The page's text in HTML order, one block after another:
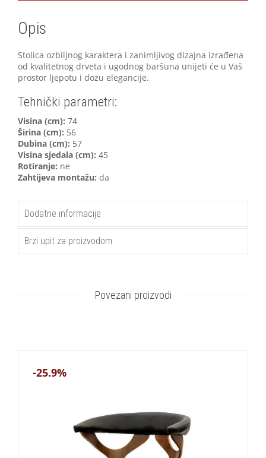
Opis
Stolica ozbiljnog karaktera i zanimljivog dizajna izrađena
od kvalitetnog drveta i ugodnog baršuna unijeti će u Vaš
prostor ljepotu i dozu elegancije.
Tehnički parametri:
Visina (cm): 74
Širina (cm): 56
Dubina (cm): 57
Visina sjedala (cm): 45
Rotiranje: ne
Zahtijeva montažu: da
Dodatne informacije
Brzi upit za proizvodom
Povezani proizvodi
-25.9%